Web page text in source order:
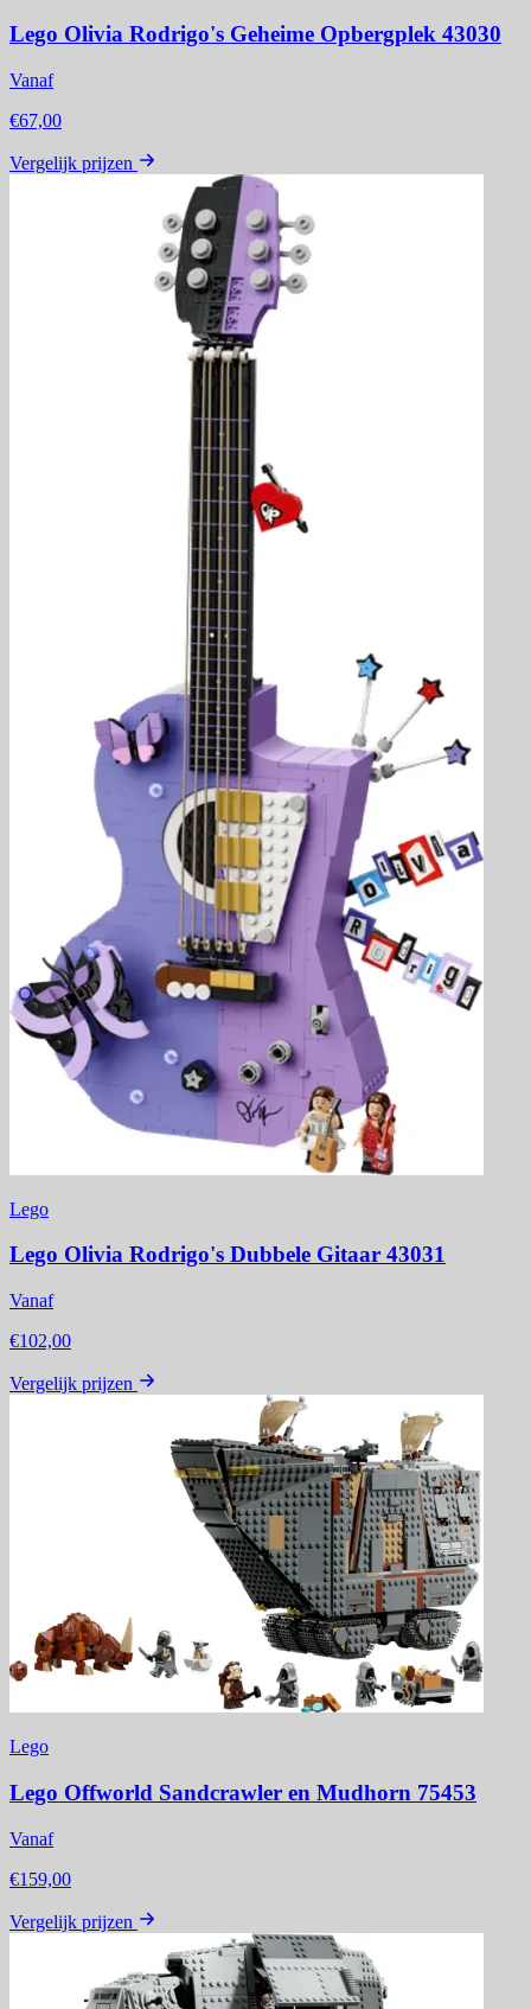
Lego Olivia Rodrigo's Geheime Opbergplek 43030
Vanaf
€67,00
Vergelijk prijzen
Lego
Lego Olivia Rodrigo's Dubbele Gitaar 43031
Vanaf
€102,00
Vergelijk prijzen
Lego
Lego Offworld Sandcrawler en Mudhorn 75453
Vanaf
€159,00
Vergelijk prijzen